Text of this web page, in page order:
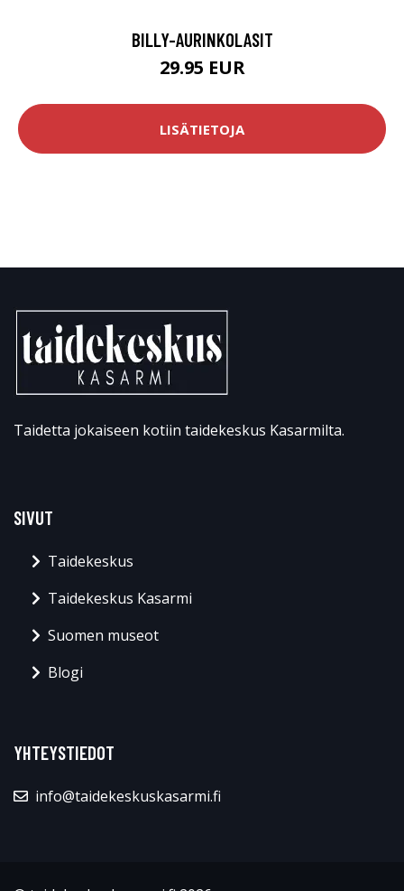
BILLY-AURINKOLASIT
29.95 EUR
LISÄTIETOJA
Taidetta jokaiseen kotiin taidekeskus Kasarmilta.
SIVUT
Taidekeskus
Taidekeskus Kasarmi
Suomen museot
Blogi
YHTEYSTIEDOT
info@taidekeskuskasarmi.fi